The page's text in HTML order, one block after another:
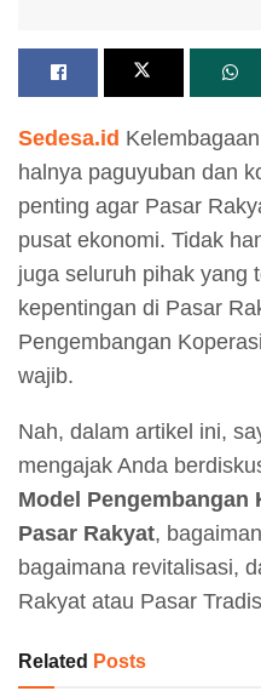
Sedesa.id
halnya paguyuban dan
penting agar Pasar
pusat ekonomi. Tidak
juga seluruh pihak yang
kepentingan di Pasar
Pengembangan
wajib.
Nah, dalam artikel ini,
mengajak Anda
Model Pengembangan
Pasar Rakyat,
bagaimana revitalisasi,
Rakyat atau Pasar
Related Posts